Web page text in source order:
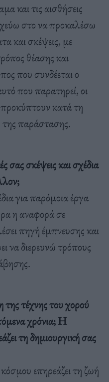
και τις αισθήσεις
στο να προκαλέσω
και σκέψεις, με
θέασης και
που συνδέεται ο
που παρατηρεί, οι
προκύπτουν κατά τη
της παράστασης.
σας σκέψεις και σχέδια
για παρόμοια έργα
η αναφορά σε
πηγή έμπνευσης και
να διερευνώ τρόπους
τέχνης του χορού
χρόνια; Η
τη δημιουργική σας
επηρεάζει τη ζωή